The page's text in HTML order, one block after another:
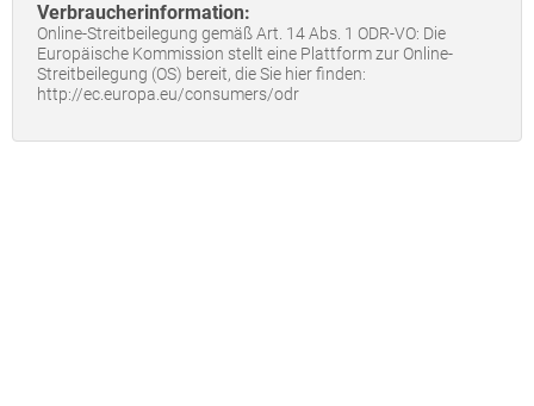
Verbraucherinformation:
Online-Streitbeilegung gemäß Art. 14 Abs. 1 ODR-VO: Die
Europäische Kommission stellt eine Plattform zur Online-
Streitbeilegung (OS) bereit, die Sie hier finden:
http://ec.europa.eu/consumers/odr